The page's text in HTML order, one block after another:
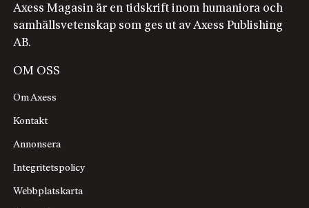
Axess Magasin är en tidskrift inom humaniora och
samhällsvetenskap som ges ut av Axess Publishing
AB.
OM OSS
Om Axess
Kontakt
Annonsera
Integritetspolicy
Webbplatskarta